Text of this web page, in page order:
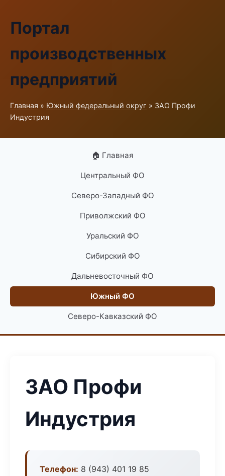
Портал
производственных
предприятий
Главная » Южный федеральный округ » ЗАО Профи
Индустрия
🏠 Главная
Центральный ФО
Северо-Западный ФО
Приволжский ФО
Уральский ФО
Сибирский ФО
Дальневосточный ФО
Южный ФО
Северо-Кавказский ФО
ЗАО Профи
Индустрия
Телефон: 8 (943) 401 19 85